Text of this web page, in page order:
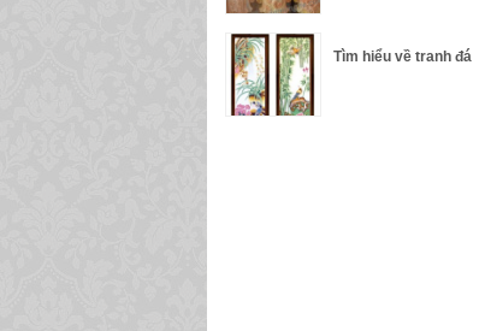
Tìm hiểu về tranh đá